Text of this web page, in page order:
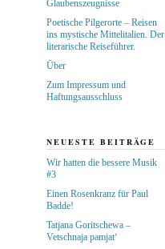
Glaubenszeugnisse
Poetische Pilgerorte – Reisen
ins mystische Mittelitalien. Der
literarische Reiseführer.
Über
Zum Impressum und
Haftungsausschluss
NEUESTE BEITRÄGE
Wir hatten die bessere Musik
#3
Einen Rosenkranz für Paul
Badde!
Tatjana Goritschewa –
Vetschnaja pamjat‘